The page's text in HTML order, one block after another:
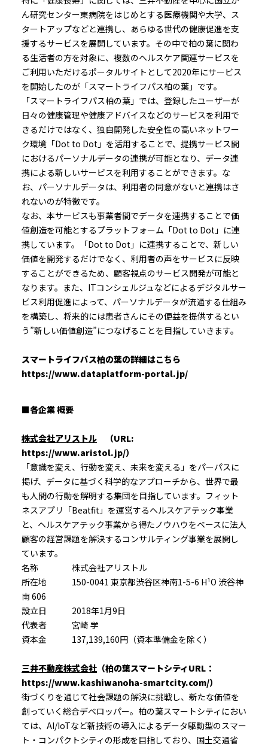
ん研究センター東病院をはじめとする医療機関や大学、ス
タートアップなどと連携し、あらゆる世代の健康促進を支
援するサービスを展開しています。その中で柏の葉に関わ
る生活者の方を対象に、複数のヘルスケア関連サービスを
ご利用いただけるポータルサイトとして2020年にサービス
を開始したのが「スマートライフパス柏の葉」です。
「スマートライフパス柏の葉」では、登録したユーザーが
日々の健康管理や健康アドバイスなどのサービスを利用で
きるだけではなく、独自開発した安全性の高いネットワー
ク環境「Dot to Dot」を活用することで、提携サービス間
におけるパーソナルデータの連携が可能となり、データ連
携による新しいサービスを利用することができます。な
お、パーソナルデータは、利用者の同意がないと連携はさ
れないのが特徴です。
なお、本サービスも事業者間でデータを連携することで価
値創造を可能とするプラットフォーム「Dot to Dot」に連
携しています。「Dot to Dot」に連携することで、新しい
価値を開発するだけでなく、利用者の声をサービスに反映
することができるため、顧客視点のサービス開発が可能と
なります。また、ITコンシェルジュなどによるデジタルサー
ビス利用促進によって、パーソナルデータが流通する仕組み
を構築し、将来的には患者さんにその便益を提供するとい
う”新しい価値創造”につなげることを目指していきます。
スマートライフパス柏の葉の詳細はこちら
https://www.dataplatform-portal.jp/
■各企業 概要
株式会社アリストル （URL:
https://www.aristol.jp/）
「意識を変え、行動を変え、未来を変える」をパーパスに
掲げ、データに基づく科学的なアプローチから、世界で最
も人間の行動を解明する集団を目指しています。フィット
ネスアプリ「Beatfit」を運営するヘルスケアテック事業
と、ヘルスケアテック事業から得たノウハウをベースに法人
顧客の経営課題を解決するコンサルティング事業を展開し
ています。
名称 株式会社アリストル
所在地 150-0041 東京都渋谷区神南1-5-6 H¹O 渋谷神
南 606
設立日 2018年1月9日
代表者 宮崎 学
資本金 137,139,160円（資本準備金を除く）
三井不動産株式会社 （柏の葉スマートシティURL：
https://www.kashiwanoha-smartcity.com/）
街づくりを通じて社会課題の解決に挑戦し、新たな価値を
創っていく総合デベロッパー。柏の葉スマートシティにおい
ては、AI/IoTなど新技術の導入によるデータ駆動型のスマー
ト・コンパクトシティの形成を目指しており、国土交通省